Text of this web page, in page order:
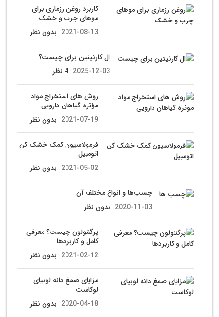
کاربرد روغن رزماری برای
موهای چرب و خشک
2021-08-13 بدون نظر
ال کارنیتین برای چیست؟
2025-12-03 4 نظر
روش های استخراج مواد
مؤثره گیاهان دارویی
2021-07-19 بدون نظر
فرمولاسیون کمک خشک کن
اتومبیل
2021-05-02 بدون نظر
چسب‌ها و انواع مختلف آن
2020-11-03 بدون نظر
پرگننولون چیست؟ معرفی
کامل و کاربردها
2021-02-12 بدون نظر
مزایای صمغ دانه لوبیای
لوکاست
2020-04-18 بدون نظر